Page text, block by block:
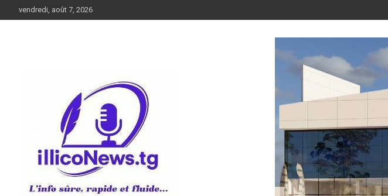
au
vendredi, août 7, 2026